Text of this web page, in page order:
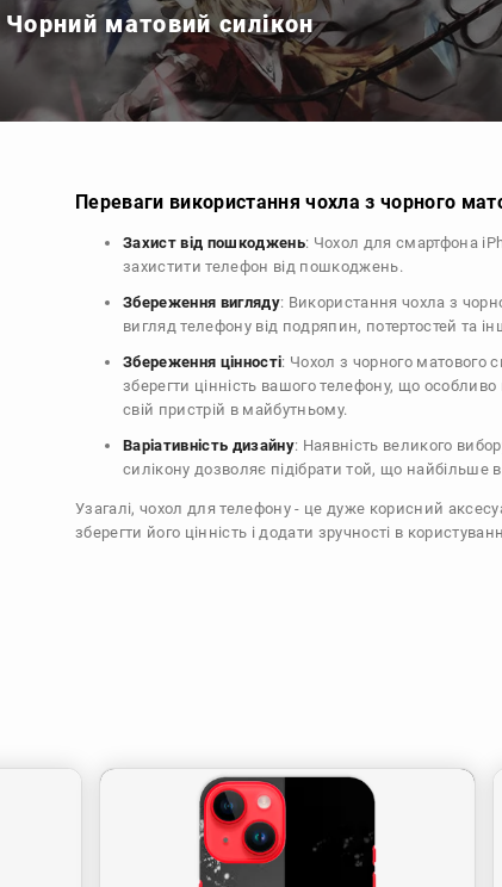
матовий силікон
Переваги використання чохла з чорного
Захист від пошкоджень: Чохол для смартфона
захистити телефон від пошкоджень.
Збереження вигляду: Використання чохла з
вигляд телефону від подряпин, потертостей та
Збереження цінності: Чохол з чорного матового
зберегти цінність вашого телефону, що
свій пристрій в майбутньому.
Варіативність дизайну: Наявність великого
силікону дозволяє підібрати той, що
Узагалі, чохол для телефону - це дуже корисний
зберегти його цінність і додати зручності в